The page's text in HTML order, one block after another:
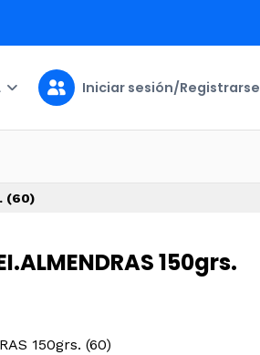
Iniciar sesión/Registrarse
(60)
150grs.
150grs. (60)